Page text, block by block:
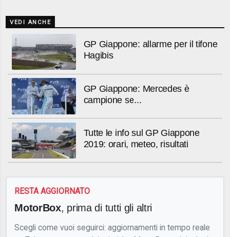
VEDI ANCHE
GP Giappone: allarme per il tifone
Hagibis
GP Giappone: Mercedes è
campione se...
Tutte le info sul GP Giappone
2019: orari, meteo, risultati
RESTA AGGIORNATO
MotorBox, prima di tutti gli altri
Scegli come vuoi seguirci: aggiornamenti in tempo reale